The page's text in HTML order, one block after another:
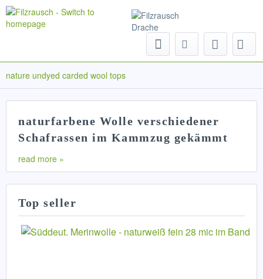
nature undyed carded wool tops
naturfarbene Wolle verschiedener
Schafrassen im Kammzug gekämmt
read more »
Top seller